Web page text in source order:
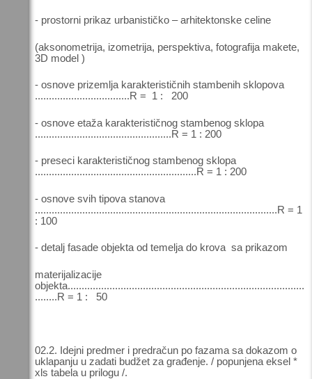
- prostorni prikaz urbanističko – arhitektonske celine
(aksonometrija, izometrija, perspektiva, fotografija makete,
3D model )
- osnove prizemlja karakterističnih stambenih sklopova
..................................R = 1 : 200
- osnove etaža karakterističnog stambenog sklopa
.................................................R = 1 : 200
- preseci karakterističnog stambenog sklopa
..........................................................R = 1 : 200
- osnove svih tipova stanova
.......................................................................................R = 1
: 100
- detalj fasade objekta od temelja do krova sa prikazom
materijalizacije
objekta.....................................................................................
........R = 1 : 50
02.2. Idejni predmer i predračun po fazama sa dokazom o
uklapanju u zadati budžet za građenje. / popunjena eksel *
xls tabela u prilogu /.